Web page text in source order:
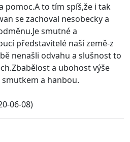
pomoc.A to tím spíš,že i tak
se zachoval nesobecky a
smutné a
představitelé naší země-z
nenašli odvahu a slušnost to
a ubohost výše
a hanbou.
06-08)